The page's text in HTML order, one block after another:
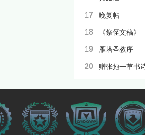
17 晚复帖
18 《祭侄文稿》
19 雁塔圣教序
20 赠张抱一草书